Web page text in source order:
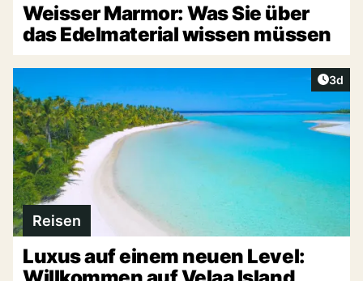
Weisser Marmor: Was Sie über
das Edelmaterial wissen müssen
3d
Reisen
Luxus auf einem neuen Level: